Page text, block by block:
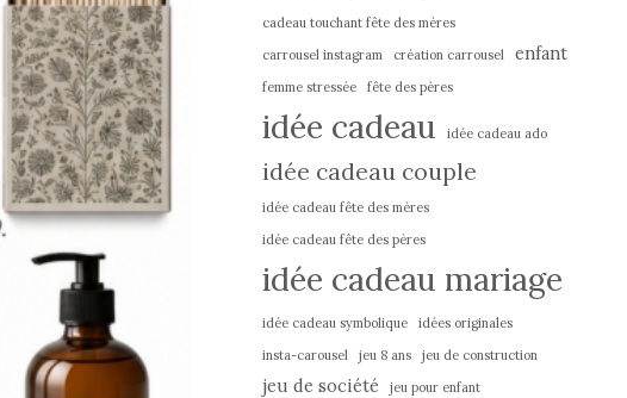
cadeau touchant fête des mères
carrousel instagram
création carrousel enfant
femme stressée fête des pères
idée cadeau idée cadeau ado
idée cadeau couple
idée cadeau fête des mères
idée cadeau fête des pères
idée cadeau mariage
idée cadeau symbolique
idées originales
insta-carousel
jeu 8 ans jeu de construction
jeu de société jeu pour enfant